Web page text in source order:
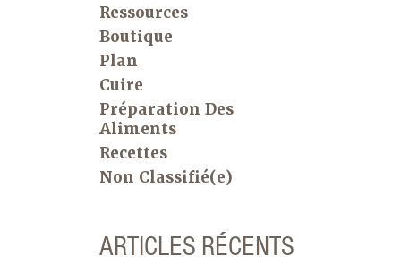
Ressources
Boutique
Plan
Cuire
Préparation Des
Aliments
Recettes
Non Classifié(e)
ARTICLES RÉCENTS